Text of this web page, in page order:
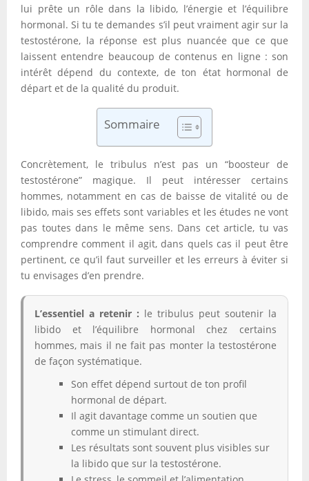
lui prête un rôle dans la libido, l’énergie et l’équilibre
hormonal. Si tu te demandes s’il peut vraiment agir sur la
testostérone, la réponse est plus nuancée que ce que
laissent entendre beaucoup de contenus en ligne : son
intérêt dépend du contexte, de ton état hormonal de
départ et de la qualité du produit.
Sommaire
Concrètement, le tribulus n’est pas un “boosteur de
testostérone” magique. Il peut intéresser certains
hommes, notamment en cas de baisse de vitalité ou de
libido, mais ses effets sont variables et les études ne vont
pas toutes dans le même sens. Dans cet article, tu vas
comprendre comment il agit, dans quels cas il peut être
pertinent, ce qu’il faut surveiller et les erreurs à éviter si
tu envisages d’en prendre.
L’essentiel a retenir : le tribulus peut soutenir la
libido et l’équilibre hormonal chez certains
hommes, mais il ne fait pas monter la testostérone
de façon systématique.
Son effet dépend surtout de ton profil
hormonal de départ.
Il agit davantage comme un soutien que
comme un stimulant direct.
Les résultats sont souvent plus visibles sur
la libido que sur la testostérone.